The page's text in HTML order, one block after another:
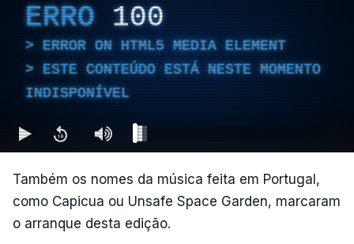
ERRO 100
ERROR ON HTML5 MEDIA ELEMENT
ESTE CONTEÚDO ESTÁ NESTE MOMENTO
INDISPONÍVEL
Também os nomes da música feita em Portugal,
como Capicua ou Unsafe Space Garden, marcaram
o arranque desta edição.